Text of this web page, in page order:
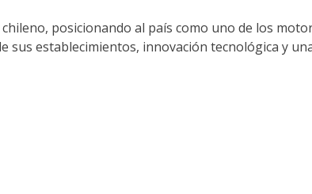
posicionando al país como uno de los
establecimientos, innovación tecnológica y